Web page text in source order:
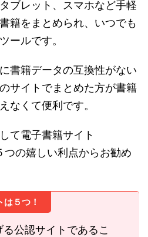
ブレット、スマホなど手軽
籍をまとめられ、いつでも
ールです。
書籍データの互換性がない
サイトでまとめた方が書籍
なくて便利です。
て電子書籍サイト
つの嬉しい利点からお勧め
５つ！
公認サイトであるこ